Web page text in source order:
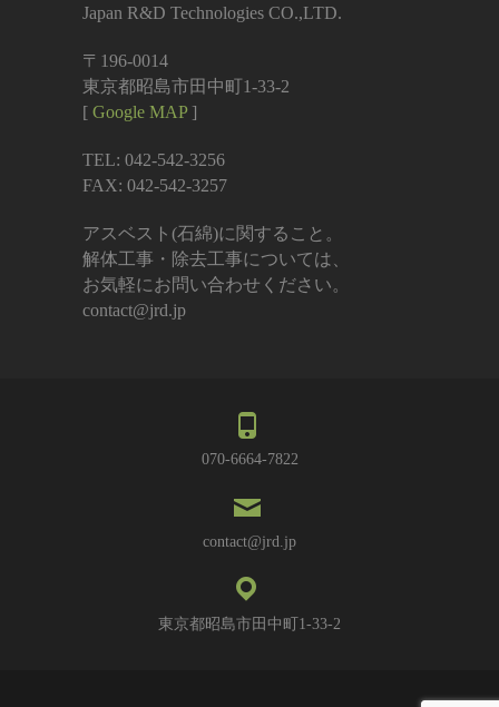
Japan R&D Technologies CO.,LTD.
〒196-0014
東京都昭島市田中町1-33-2
[ Google MAP]
TEL: 042-542-3256
FAX: 042-542-3257
アスベスト(石綿)に関すること。
解体工事・除去工事については、
お気軽にお問い合わせください。
contact@jrd.jp
070-6664-7822
contact@jrd.jp
東京都昭島市田中町1-33-2